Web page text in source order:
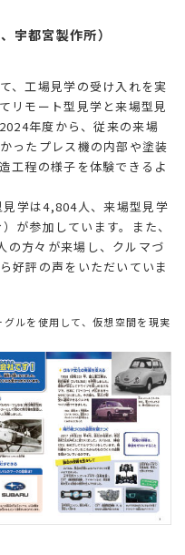
宇都宮製作所）
、工場見学の受け入れを実
リモート型見学と来場型見
年度から、従来の来場
ったプレス機の内部や塗装
工程の様子を体験できるよ
学は4,804人、来場型見学
が参加しています。また、
の方々が来場し、クルマづ
好評の声をいただいていま
ルを使用して、仮想空間を現実